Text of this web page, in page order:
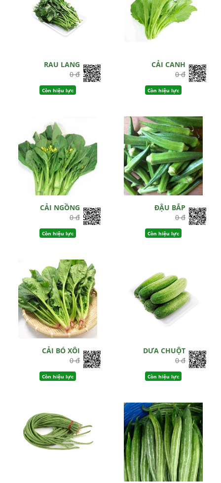
RAU LANG
0 đ
Còn hiệu lực
CẢI CANH
0 đ
Còn hiệu lực
CẢI NGỒNG
0 đ
Còn hiệu lực
ĐẬU BẮP
0 đ
Còn hiệu lực
CẢI BÓ XÔI
0 đ
Còn hiệu lực
DƯA CHUỘT
0 đ
Còn hiệu lực